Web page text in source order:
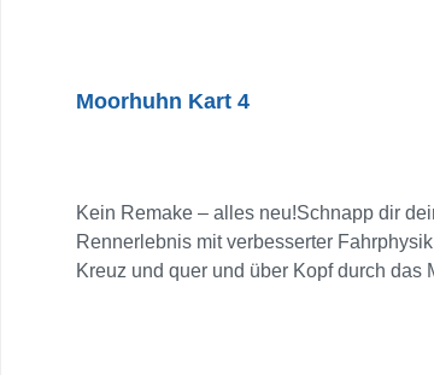
Moorhuhn Kart 4
Kein Remake – alles neu!Schnapp dir
Rennerlebnis mit verbesserter
Kreuz und quer und über Kopf durch
der schnellste Fahrer ist. Neu dabei: